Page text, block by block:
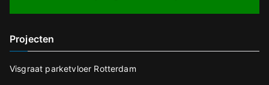
Projecten
Visgraat parketvloer Rotterdam